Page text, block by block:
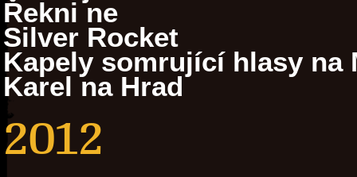
Řekni ne
Silver Rocket
Kapely somrující hlasy na
Karel na Hrad
2012